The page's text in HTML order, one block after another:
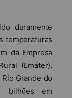
duramente
temperaturas
da Empresa
(Emater),
Grande do
em